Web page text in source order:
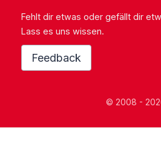
Fehlt dir etwas oder gefällt dir
Lass es uns wissen.
Feedback
© 2008 -